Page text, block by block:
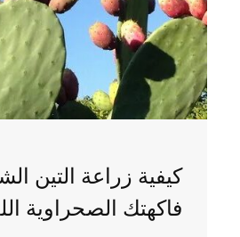
كيفية زراعة التين
فاكهتك الصحراوية